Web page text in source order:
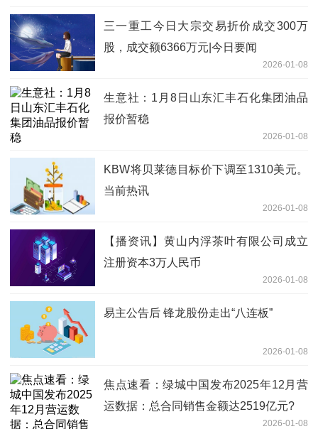
三一重工今日大宗交易折价成交300万
股，成交额6366万元|今日要闻
2026-01-08
生意社：1月8日山东汇丰石化集团油品
报价暂稳
2026-01-08
KBW将贝莱德目标价下调至1310美元。
当前热讯
2026-01-08
【播资讯】黄山内浮茶叶有限公司成立
注册资本3万人民币
2026-01-08
易主公告后 锋龙股份走出“八连板”
2026-01-08
焦点速看：绿城中国发布2025年12月营
运数据：总合同销售金额达2519亿元?
2026-01-08